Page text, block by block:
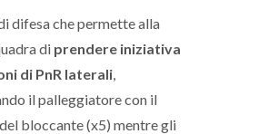
difesa che permette alla
di prendere iniziativa
di PnR laterali
il palleggiatore con il
bloccante (x5) mentre gli